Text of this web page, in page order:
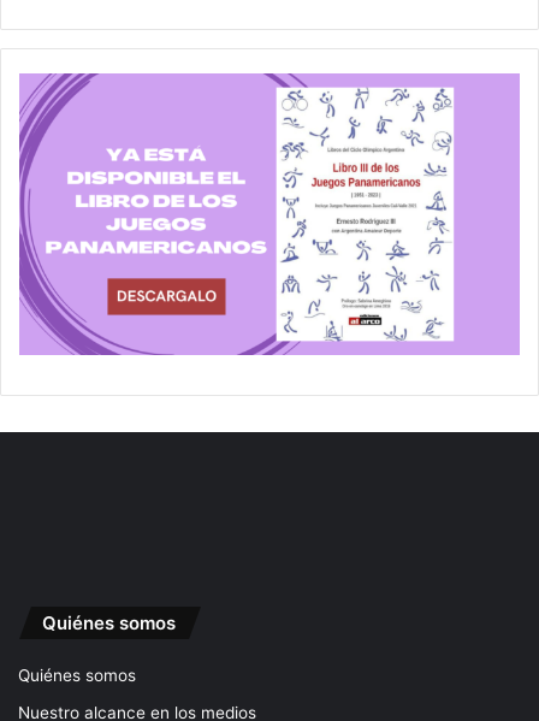
Quiénes somos
Quiénes somos
Nuestro alcance en los medios